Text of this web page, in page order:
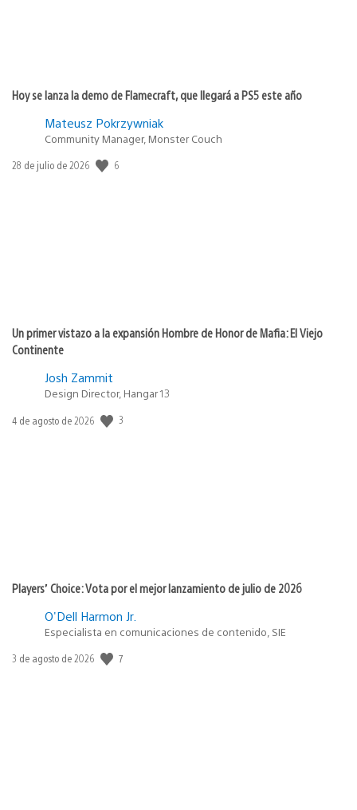
Hoy se lanza la demo de Flamecraft, que llegará a PS5 este año
Mateusz Pokrzywniak
Community Manager, Monster Couch
Fecha
28 de julio de 2026 6
Un primer vistazo a la expansión Hombre de Honor de Mafia: El Viejo
Continente
Josh Zammit
Design Director, Hangar 13
Fecha
4 de agosto de 2026 3
Players’ Choice: Vota por el mejor lanzamiento de julio de 2026
O'Dell Harmon Jr.
Especialista en comunicaciones de contenido, SIE
Fecha
3 de agosto de 2026 7